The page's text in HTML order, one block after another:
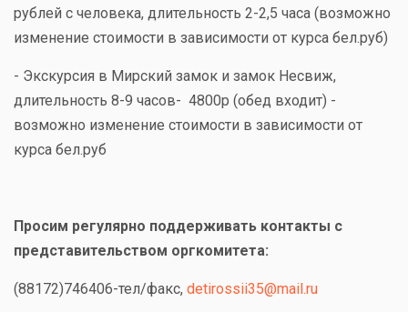
рублей с человека, длительность 2-2,5 часа (возможно
изменение стоимости в зависимости от курса бел.руб)
- Экскурсия в Мирский замок и замок Несвиж,
длительность 8-9 часов- 4800р (обед входит) -
возможно изменение стоимости в зависимости от
курса бел.руб
Просим регулярно поддерживать контакты с
представительством оргкомитета:
(88172)746406-тел/факс, detirossii35@mail.ru